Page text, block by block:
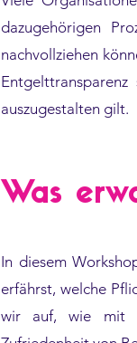
dazugehörigen
nachvollziehen
auszugestalten gilt.
Was
In diesem
erfährst, welche
wir auf, wie mit